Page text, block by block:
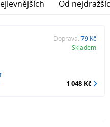
Od
Doprava: 79 Kč
Skladem
1 048 Kč